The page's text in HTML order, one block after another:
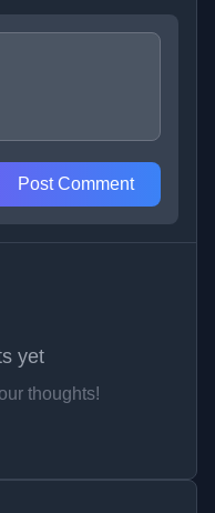
Post Comment
yet
thoughts!